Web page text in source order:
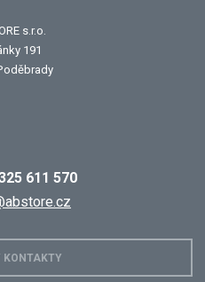
s.r.o.
191
611 570
KONTAKTY